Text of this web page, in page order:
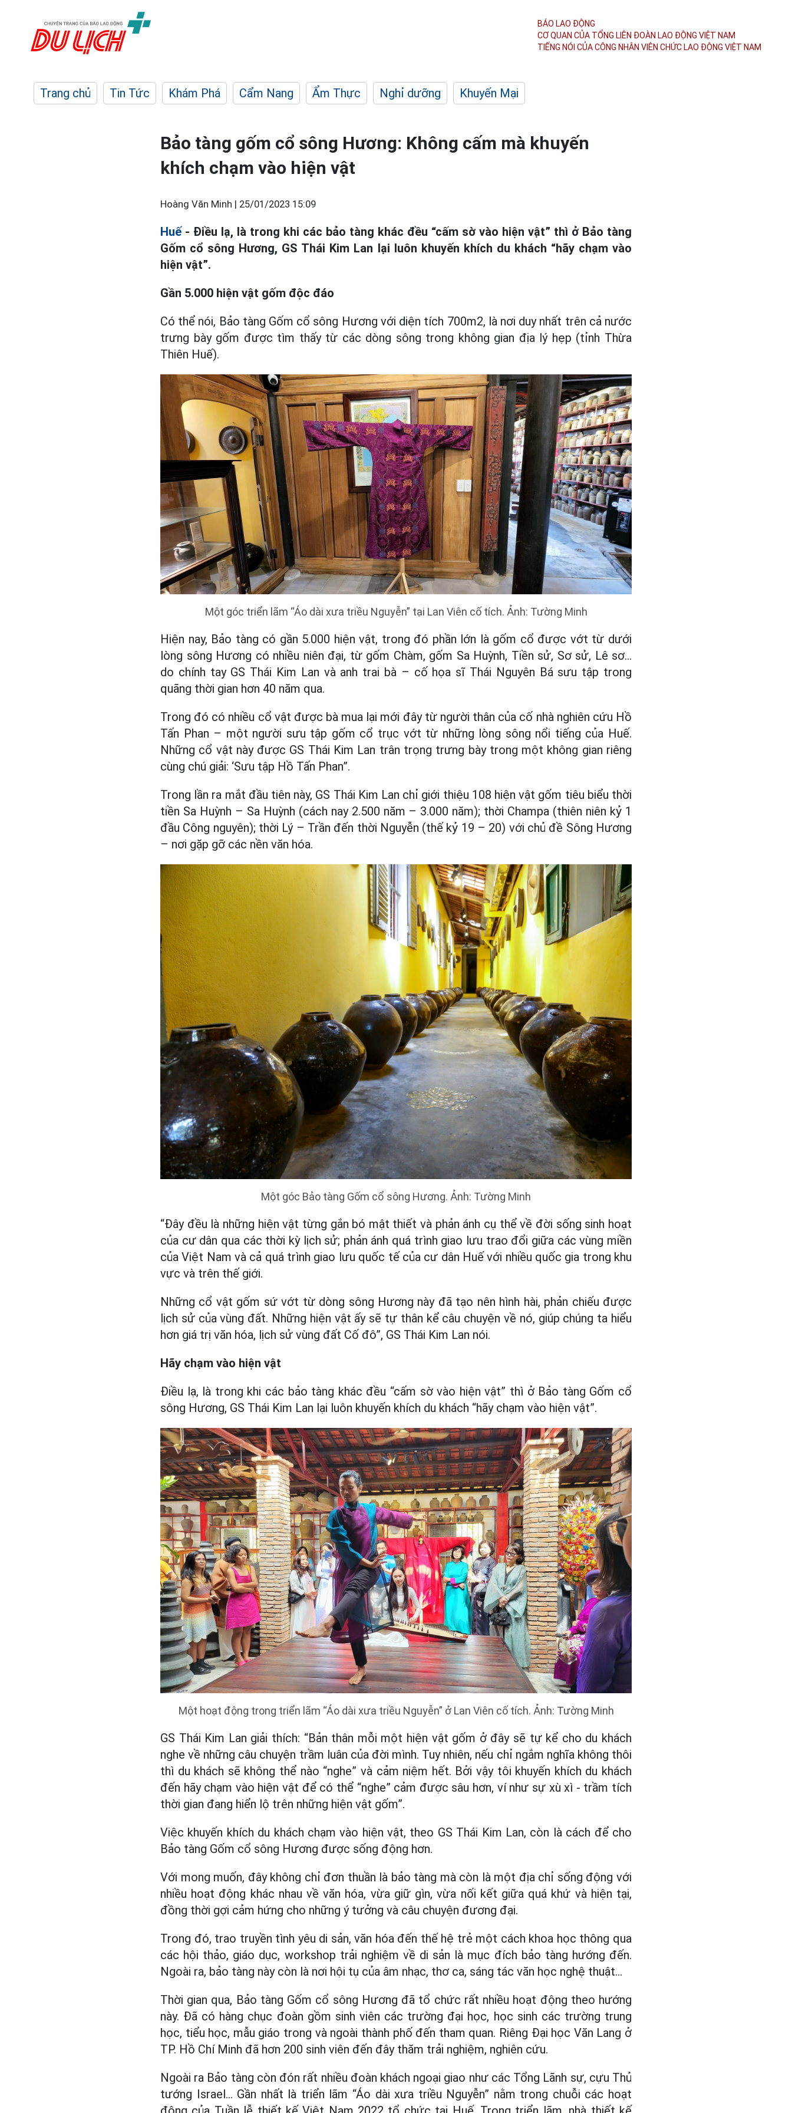
BÁO LAO ĐỘNG
CƠ QUAN CỦA TỔNG LIÊN ĐOÀN LAO ĐỘNG VIỆT NAM
TIẾNG NÓI CỦA CÔNG NHÂN VIÊN CHỨC LAO ĐỘNG VIỆT NAM
Trang chủ Tin Tức Khám Phá Cẩm Nang Ẩm Thực Nghỉ dưỡng Khuyến Mại
Bảo tàng gốm cổ sông Hương: Không cấm mà khuyến
khích chạm vào hiện vật
Hoàng Văn Minh | 25/01/2023 15:09
Huế- Điều lạ, là trong khi các bảo tàng khác đều “cấm sờ vào hiện vật” thì ở Bảo tàng
Gốm cổ sông Hương, GS Thái Kim Lan lại luôn khuyến khích du khách “hãy chạm vào
hiện vật”.
Gần 5.000 hiện vật gốm độc đáo
Có thể nói, Bảo tàng Gốm cổ sông Hương với diện tích 700m2, là nơi duy nhất trên cả nước
trưng bày gốm được tìm thấy từ các dòng sông trong không gian địa lý hẹp (tỉnh Thừa
Thiên Huế).
Một góc triển lãm “Áo dài xưa triều Nguyễn” tại Lan Viên cố tích. Ảnh: Tường Minh
Hiện nay, Bảo tàng có gần 5.000 hiện vật, trong đó phần lớn là gốm cổ được vớt từ dưới
lòng sông Hương có nhiều niên đại, từ gốm Chàm, gốm Sa Huỳnh, Tiền sử, Sơ sử, Lê sơ…
do chính tay GS Thái Kim Lan và anh trai bà – cố họa sĩ Thái Nguyên Bá sưu tập trong
quãng thời gian hơn 40 năm qua.
Trong đó có nhiều cổ vật được bà mua lại mới đây từ người thân của cố nhà nghiên cứu Hồ
Tấn Phan – một người sưu tập gốm cổ trục vớt từ những lòng sông nổi tiếng của Huế.
Những cổ vật này được GS Thái Kim Lan trân trọng trưng bày trong một không gian riêng
cùng chú giải: ‘Sưu tập Hồ Tấn Phan”.
Trong lần ra mắt đầu tiên này, GS Thái Kim Lan chỉ giới thiệu 108 hiện vật gốm tiêu biểu thời
tiền Sa Huỳnh – Sa Huỳnh (cách nay 2.500 năm – 3.000 năm); thời Champa (thiên niên kỷ 1
đầu Công nguyên); thời Lý – Trần đến thời Nguyễn (thế kỷ 19 – 20) với chủ đề Sông Hương
– nơi gặp gỡ các nền văn hóa.
Một góc Bảo tàng Gốm cổ sông Hương. Ảnh: Tường Minh
“Đây đều là những hiện vật từng gắn bó mật thiết và phản ánh cụ thể về đời sống sinh hoạt
của cư dân qua các thời kỳ lịch sử; phản ánh quá trình giao lưu trao đổi giữa các vùng miền
của Việt Nam và cả quá trình giao lưu quốc tế của cư dân Huế với nhiều quốc gia trong khu
vực và trên thế giới.
Những cổ vật gốm sứ vớt từ dòng sông Hương này đã tạo nên hình hài, phản chiếu được
lịch sử của vùng đất. Những hiện vật ấy sẽ tự thân kể câu chuyện về nó, giúp chúng ta hiểu
hơn giá trị văn hóa, lịch sử vùng đất Cố đô”, GS Thái Kim Lan nói.
Hãy chạm vào hiện vật
Điều lạ, là trong khi các bảo tàng khác đều “cấm sờ vào hiện vật” thì ở Bảo tàng Gốm cổ
sông Hương, GS Thái Kim Lan lại luôn khuyến khích du khách “hãy chạm vào hiện vật”.
Một hoạt động trong triển lãm “Áo dài xưa triều Nguyễn” ở Lan Viên cố tích. Ảnh: Tường Minh
GS Thái Kim Lan giải thích: “Bản thân mỗi một hiện vật gốm ở đây sẽ tự kể cho du khách
nghe về những câu chuyện trầm luân của đời mình. Tuy nhiên, nếu chỉ ngắm nghĩa không thôi
thì du khách sẽ không thể nào “nghe” và cảm niệm hết. Bởi vậy tôi khuyến khích du khách
đến hãy chạm vào hiện vật để có thể “nghe” cảm được sâu hơn, ví như sự xù xì - trầm tích
thời gian đang hiển lộ trên những hiện vật gốm”.
Việc khuyến khích du khách chạm vào hiện vật, theo GS Thái Kim Lan, còn là cách để cho
Bảo tàng Gốm cổ sông Hương được sống động hơn.
Với mong muốn, đây không chỉ đơn thuần là bảo tàng mà còn là một địa chỉ sống động với
nhiều hoạt động khác nhau về văn hóa, vừa giữ gìn, vừa nối kết giữa quá khứ và hiện tại,
đồng thời gợi cảm hứng cho những ý tưởng và câu chuyện đương đại.
Trong đó, trao truyền tình yêu di sản, văn hóa đến thế hệ trẻ một cách khoa học thông qua
các hội thảo, giáo dục, workshop trải nghiệm về di sản là mục đích bảo tàng hướng đến.
Ngoài ra, bảo tàng này còn là nơi hội tụ của âm nhạc, thơ ca, sáng tác văn học nghệ thuật…
Thời gian qua, Bảo tàng Gốm cổ sông Hương đã tổ chức rất nhiều hoạt động theo hướng
này. Đã có hàng chục đoàn gồm sinh viên các trường đại học, học sinh các trường trung
học, tiểu học, mẫu giáo trong và ngoài thành phố đến tham quan. Riêng Đại học Văn Lang ở
TP. Hồ Chí Minh đã hơn 200 sinh viên đến đây thăm trải nghiệm, nghiên cứu.
Ngoài ra Bảo tàng còn đón rất nhiều đoàn khách ngoại giao như các Tổng Lãnh sự, cựu Thủ
tướng Israel... Gần nhất là triển lãm “Áo dài xưa triều Nguyễn” nằm trong chuỗi các hoạt